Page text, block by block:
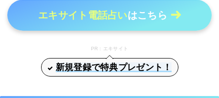
エキサイト電話占いはこちら
PR：エキサイト
新規登録で特典プレゼント！